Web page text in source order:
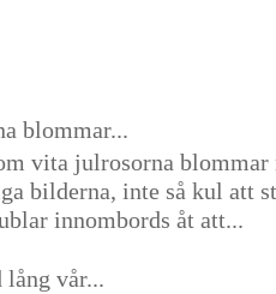
blommar...
vita julrosorna blommar
bilderna, inte så kul att
innombords åt att...
lång vår...